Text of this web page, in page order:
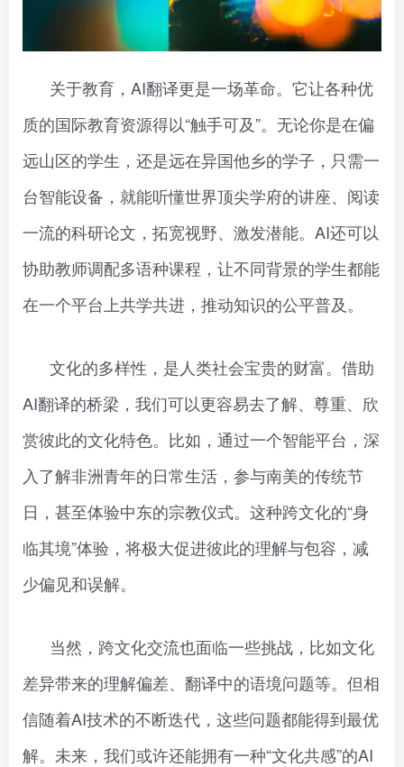
关于教育，AI翻译更是一场革命。它让各种优
质的国际教育资源得以“触手可及”。无论你是在偏
远山区的学生，还是远在异国他乡的学子，只需一
台智能设备，就能听懂世界顶尖学府的讲座、阅读
一流的科研论文，拓宽视野、激发潜能。AI还可以
协助教师调配多语种课程，让不同背景的学生都能
在一个平台上共学共进，推动知识的公平普及。
文化的多样性，是人类社会宝贵的财富。借助
AI翻译的桥梁，我们可以更容易去了解、尊重、欣
赏彼此的文化特色。比如，通过一个智能平台，深
入了解非洲青年的日常生活，参与南美的传统节
日，甚至体验中东的宗教仪式。这种跨文化的“身
临其境”体验，将极大促进彼此的理解与包容，减
少偏见和误解。
当然，跨文化交流也面临一些挑战，比如文化
差异带来的理解偏差、翻译中的语境问题等。但相
信随着AI技术的不断迭代，这些问题都能得到最优
解。未来，我们或许还能拥有一种“文化共感”的AI